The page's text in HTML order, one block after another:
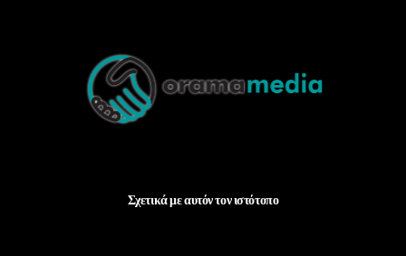
Top
Σχετικά με αυτόν τον ιστότοπο